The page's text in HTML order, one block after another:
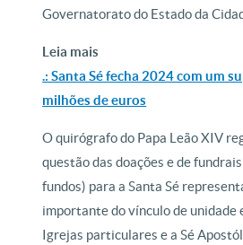
Governatorato do Estado da
Leia mais
.: Santa Sé fecha 2024 com um
milhões de euros
O quirógrafo do Papa Leão XIV
questão das doações e de
fundos) para a Santa Sé
importante do vínculo de unidade
Igrejas particulares e a Sé